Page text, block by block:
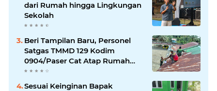
dari Rumah hingga Lingkungan
Sekolah
Beri Tampilan Baru, Personel
Satgas TMMD 129 Kodim
0904/Paser Cat Atap Rumah
Marbot
Sesuai Keinginan Bapak